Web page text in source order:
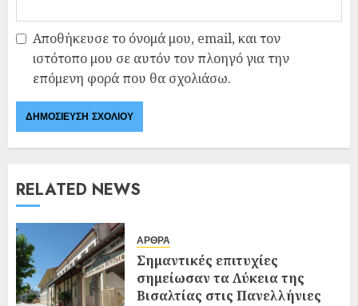
Αποθήκευσε το όνομά μου, email, και τον
ιστότοπο μου σε αυτόν τον πλοηγό για την
επόμενη φορά που θα σχολιάσω.
RELATED NEWS
ΑΡΘΡΑ
Σημαντικές επιτυχίες
σημείωσαν τα Λύκεια της
Βισαλτίας στις Πανελλήνιες